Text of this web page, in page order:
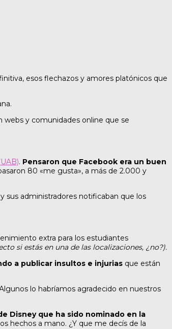
esos flechazos y amores platónicos que
webs y comunidades online que se
. Pensaron que Facebook era un buen
80 «me gusta», a más de 2.000 y
sus administradores notificaban que los
extra para los estudiantes
si estás en una de las localizaciones, ¿no?).
a publicar insultos e injurias que están
lo habríamos agradecido en nuestros
Disney que ha sido nominado en la
hechos a mano. ¿Y que me decís de la